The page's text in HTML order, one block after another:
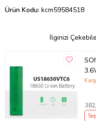
Ürün Kodu: kcm59584518
İlginizi
382